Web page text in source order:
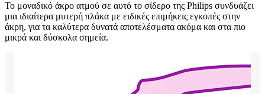
Το μοναδικό άκρο ατμού σε αυτό το σίδερο της Philips συνδυάζει
μια ιδιαίτερα μυτερή πλάκα με ειδικές επιμήκεις εγκοπές στην
άκρη, για τα καλύτερα δυνατά αποτελέσματα ακόμα και στα πιο
μικρά και δύσκολα σημεία.